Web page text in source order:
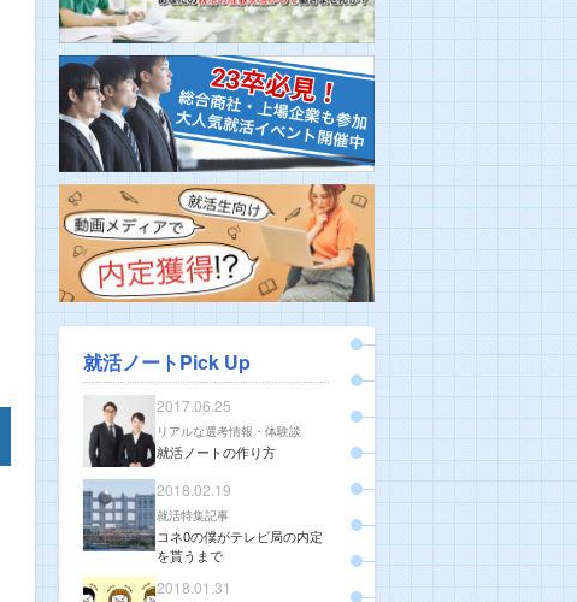
就活ノートPick Up
2017.06.25
リアルな選考情報・体験談
就活ノートの作り方
2018.02.19
就活特集記事
コネ0の僕がテレビ局の内定
を貰うまで
2018.01.31